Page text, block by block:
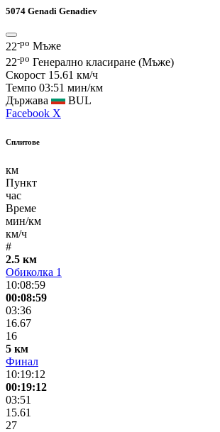
5074 Genadi Genadiev
22-ро Мъже
22-ро Генерално класиране (Мъже)
Скорост 15.61 км/ч
Темпо 03:51 мин/км
Държава
BUL
Facebook X
Сплитове
км
Пункт
час
Време
мин/км
км/ч
#
2.5 км
Обиколка 1
10:08:59
00:08:59
03:36
16.67
16
5 км
Финал
10:19:12
00:19:12
03:51
15.61
27